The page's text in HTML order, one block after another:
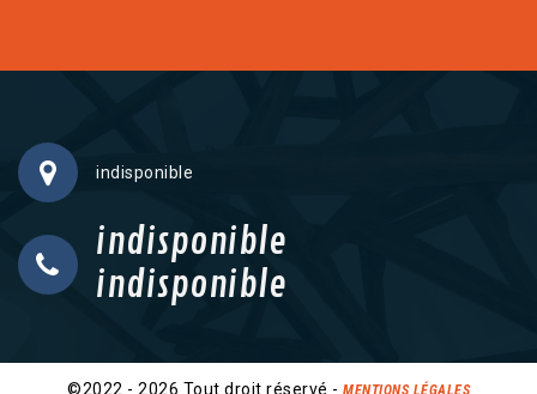
indisponible
indisponible
indisponible
©2022 - 2026 Tout droit réservé - MENTIONS LÉGALES